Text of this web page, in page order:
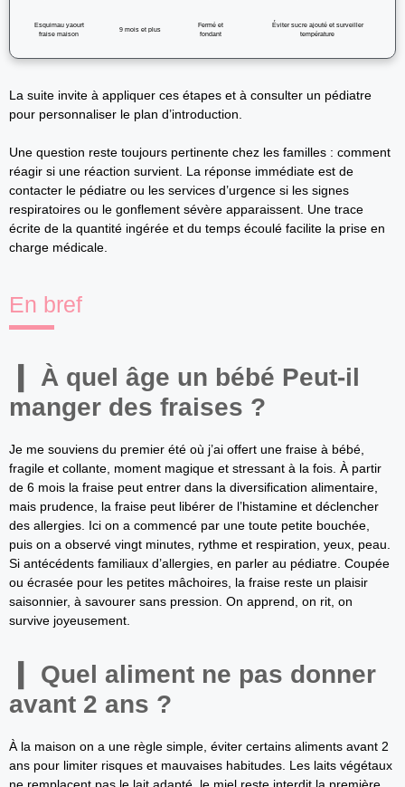
Esquimau yaourt
fraise maison
9 mois et plus
Fermé et
fondant
Éviter sucre ajouté et surveiller
température
La suite invite à appliquer ces étapes et à consulter un pédiatre
pour personnaliser le plan d’introduction.
Une question reste toujours pertinente chez les familles : comment
réagir si une réaction survient. La réponse immédiate est de
contacter le pédiatre ou les services d’urgence si les signes
respiratoires ou le gonflement sévère apparaissent. Une trace
écrite de la quantité ingérée et du temps écoulé facilite la prise en
charge médicale.
En bref
À quel âge un bébé Peut-il
manger des fraises ?
Je me souviens du premier été où j’ai offert une fraise à bébé,
fragile et collante, moment magique et stressant à la fois. À partir
de 6 mois la fraise peut entrer dans la diversification alimentaire,
mais prudence, la fraise peut libérer de l’histamine et déclencher
des allergies. Ici on a commencé par une toute petite bouchée,
puis on a observé vingt minutes, rythme et respiration, yeux, peau.
Si antécédents familiaux d’allergies, en parler au pédiatre. Coupée
ou écrasée pour les petites mâchoires, la fraise reste un plaisir
saisonnier, à savourer sans pression. On apprend, on rit, on
survive joyeusement.
Quel aliment ne pas donner
avant 2 ans ?
À la maison on a une règle simple, éviter certains aliments avant 2
ans pour limiter risques et mauvaises habitudes. Les laits végétaux